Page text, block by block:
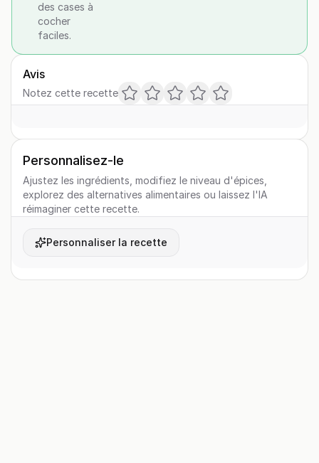
des cases à
cocher
faciles.
Avis
Notez cette recette
Personnalisez-le
Ajustez les ingrédients, modifiez le niveau d'épices,
explorez des alternatives alimentaires ou laissez l'IA
réimaginer cette recette.
Personnaliser la recette